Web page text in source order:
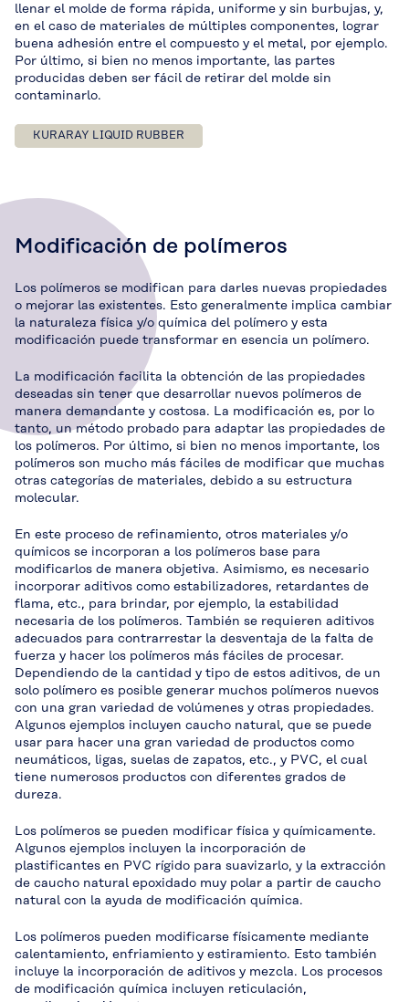
llenar el molde de forma rápida, uniforme y sin burbujas, y,
en el caso de materiales de múltiples componentes, lograr
buena adhesión entre el compuesto y el metal, por ejemplo.
Por último, si bien no menos importante, las partes
producidas deben ser fácil de retirar del molde sin
contaminarlo.
KURARAY LIQUID RUBBER
Modificación de polímeros
Los polímeros se modifican para darles nuevas propiedades
o mejorar las existentes. Esto generalmente implica cambiar
la naturaleza física y/o química del polímero y esta
modificación puede transformar en esencia un polímero.
La modificación facilita la obtención de las propiedades
deseadas sin tener que desarrollar nuevos polímeros de
manera demandante y costosa. La modificación es, por lo
tanto, un método probado para adaptar las propiedades de
los polímeros. Por último, si bien no menos importante, los
polímeros son mucho más fáciles de modificar que muchas
otras categorías de materiales, debido a su estructura
molecular.
En este proceso de refinamiento, otros materiales y/o
químicos se incorporan a los polímeros base para
modificarlos de manera objetiva. Asimismo, es necesario
incorporar aditivos como estabilizadores, retardantes de
flama, etc., para brindar, por ejemplo, la estabilidad
necesaria de los polímeros. También se requieren aditivos
adecuados para contrarrestar la desventaja de la falta de
fuerza y hacer los polímeros más fáciles de procesar.
Dependiendo de la cantidad y tipo de estos aditivos, de un
solo polímero es posible generar muchos polímeros nuevos
con una gran variedad de volúmenes y otras propiedades.
Algunos ejemplos incluyen caucho natural, que se puede
usar para hacer una gran variedad de productos como
neumáticos, ligas, suelas de zapatos, etc., y PVC, el cual
tiene numerosos productos con diferentes grados de
dureza.
Los polímeros se pueden modificar física y químicamente.
Algunos ejemplos incluyen la incorporación de
plastificantes en PVC rígido para suavizarlo, y la extracción
de caucho natural epoxidado muy polar a partir de caucho
natural con la ayuda de modificación química.
Los polímeros pueden modificarse físicamente mediante
calentamiento, enfriamiento y estiramiento. Esto también
incluye la incorporación de aditivos y mezcla. Los procesos
de modificación química incluyen reticulación,